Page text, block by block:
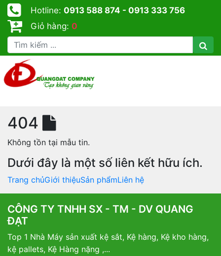
Hotline: 0913 588 874 - 0913 333 756
Giỏ hàng: 0
404
Không tồn tại mẫu tin.
Dưới đây là một số liên kết hữu ích.
Trang chủGiới thiệuSản phẩmLiên hệ
CÔNG TY TNHH SX - TM - DV QUANG
ĐẠT
Top 1 Nhà Máy sản xuất kệ sắt, Kệ hàng, Kệ kho hàng,
kệ pallets, Kệ Hàng nặng ,...